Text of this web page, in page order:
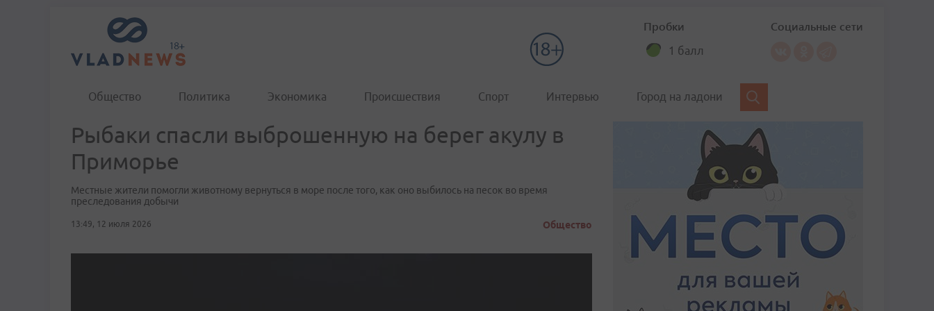
Пробки
1 балл
Социальные сети
Общество Политика Экономика Происшествия Спорт Интервью Город на ладони
Рыбаки спасли выброшенную на берег акулу в
Приморье
Местные жители помогли животному вернуться в море после того, как оно выбилось на песок во время
преследования добычи
13:49, 12 июля 2026 Общество